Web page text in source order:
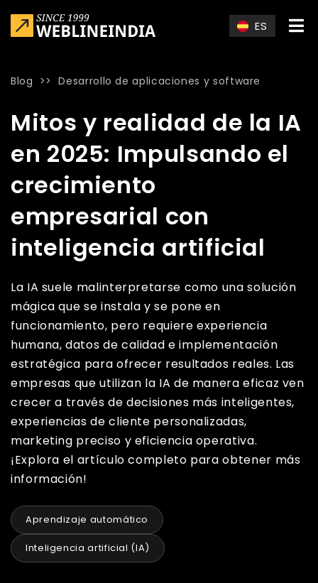
ES
Blog >>Desarrollo de aplicaciones y software
Mitos y realidad de la IA
en 2025: Impulsando el
crecimiento
empresarial con
inteligencia artificial
La IA suele malinterpretarse como una solución
mágica que se instala y se pone en
funcionamiento, pero requiere experiencia
humana, datos de calidad e implementación
estratégica para ofrecer resultados reales. Las
empresas que utilizan la IA de manera eficaz ven
crecer a través de decisiones más inteligentes,
experiencias de cliente personalizadas,
marketing preciso y eficiencia operativa.
¡Explora el artículo completo para obtener más
información!
Aprendizaje automático
Inteligencia artificial (IA)